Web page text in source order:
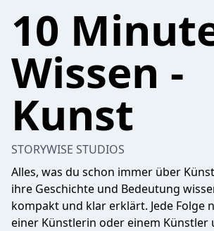
10
Wissen -
Kunst
STORYWISE STUDIOS
Alles, was du schon immer über
ihre Geschichte und Bedeutung
kompakt und klar erklärt. Jede Folge
einer Künstlerin oder einem Künstler